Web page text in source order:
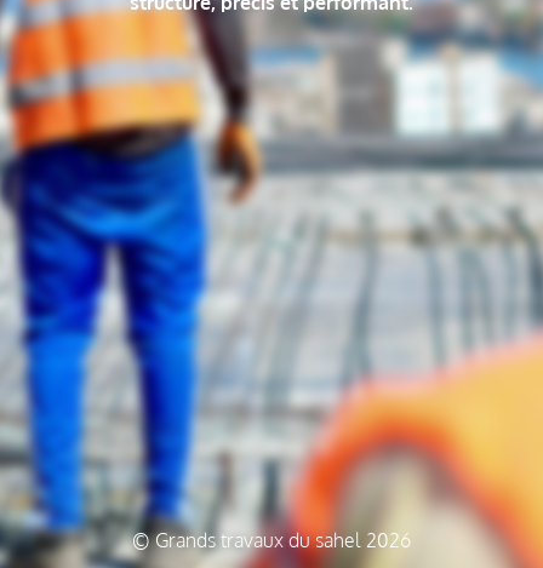
© Grands travaux du sahel 2026